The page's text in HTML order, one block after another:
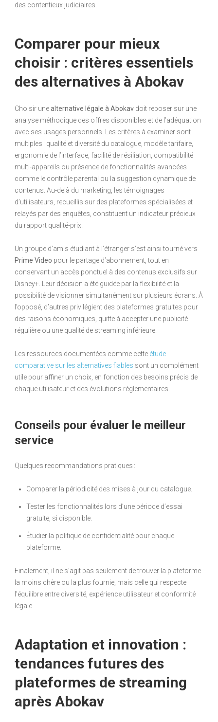
des contentieux judiciaires.
Comparer pour mieux
choisir : critères essentiels
des alternatives à Abokav
Choisir unealternative légale à Abokav doit reposer sur une
analyse méthodique des offres disponibles et de l’adéquation
avec ses usages personnels. Les critères à examiner sont
multiples : qualité et diversité du catalogue, modèle tarifaire,
ergonomie de l’interface, facilité de résiliation, compatibilité
multi-appareils ou présence de fonctionnalités avancées
comme le contrôle parental ou la suggestion dynamique de
contenus. Au-delà du marketing, les témoignages
d’utilisateurs, recueillis sur des plateformes spécialisées et
relayés par des enquêtes, constituent un indicateur précieux
du rapport qualité-prix.
Un groupe d’amis étudiant à l’étranger s’est ainsi tourné vers
Prime Video pour le partage d’abonnement, tout en
conservant un accès ponctuel à des contenus exclusifs sur
Disney+. Leur décision a été guidée par la flexibilité et la
possibilité de visionner simultanément sur plusieurs écrans. À
l’opposé, d’autres privilégient des plateformes gratuites pour
des raisons économiques, quitte à accepter une publicité
régulière ou une qualité de streaming inférieure.
Les ressources documentées comme cette étude
comparative sur les alternatives fiables sont un complément
utile pour affiner un choix, en fonction des besoins précis de
chaque utilisateur et des évolutions réglementaires.
Conseils pour évaluer le meilleur
service
Quelques recommandations pratiques :
Comparer la périodicité des mises à jour du catalogue.
Tester les fonctionnalités lors d’une période d’essai
gratuite, si disponible.
Étudier la politique de confidentialité pour chaque
plateforme.
Finalement, il ne s’agit pas seulement de trouver la plateforme
la moins chère ou la plus fournie, mais celle qui respecte
l’équilibre entre diversité, expérience utilisateur et conformité
légale.
Adaptation et innovation :
tendances futures des
plateformes de streaming
après Abokav